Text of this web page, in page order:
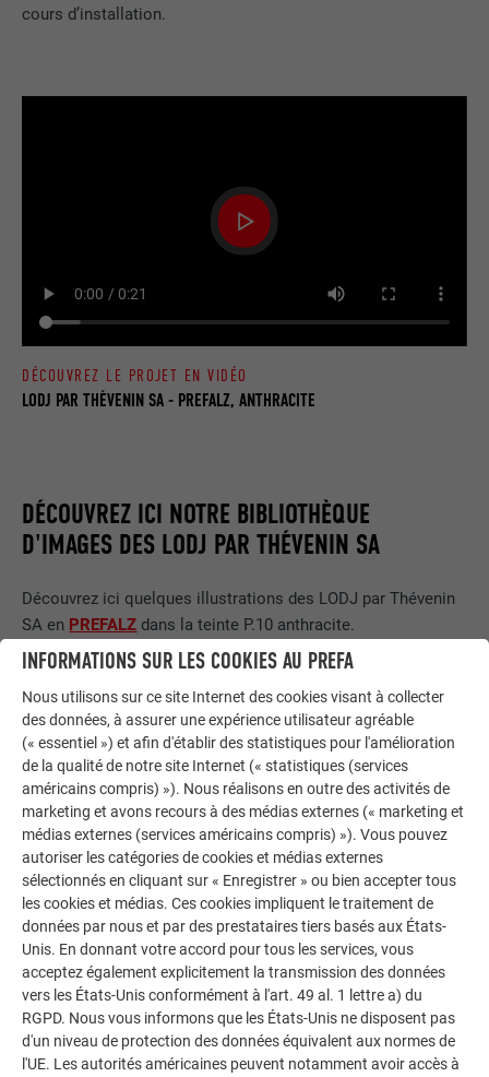
cours d’installation.
LODJ PAR THÉVENIN SA - PREFALZ, ANTHRACITE
DÉCOUVREZ LE PROJET EN VIDÉO
DÉCOUVREZ ICI NOTRE BIBLIOTHÈQUE
D'IMAGES DES LODJ PAR THÉVENIN SA
Découvrez ici quelques illustrations des LODJ par Thévenin
SA en PREFALZ dans la teinte P.10 anthracite.
LODJ PAR THÉVENIN SA - PREFALZ, ANTHRACITE
INFORMATIONS SUR LES COOKIES AU PREFA
Nous utilisons sur ce site Internet des cookies visant à collecter
des données, à assurer une expérience utilisateur agréable
(« essentiel ») et afin d'établir des statistiques pour l'amélioration
de la qualité de notre site Internet (« statistiques (services
américains compris) »). Nous réalisons en outre des activités de
marketing et avons recours à des médias externes (« marketing et
médias externes (services américains compris) »). Vous pouvez
autoriser les catégories de cookies et médias externes
sélectionnés en cliquant sur « Enregistrer » ou bien accepter tous
les cookies et médias. Ces cookies impliquent le traitement de
données par nous et par des prestataires tiers basés aux États-
Unis. En donnant votre accord pour tous les services, vous
acceptez également explicitement la transmission des données
vers les États-Unis conformément à l'art. 49 al. 1 lettre a) du
RGPD. Nous vous informons que les États-Unis ne disposent pas
d'un niveau de protection des données équivalent aux normes de
l'UE. Les autorités américaines peuvent notamment avoir accès à